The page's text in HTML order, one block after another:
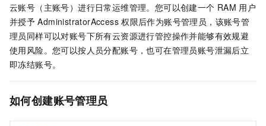
云账号（主账号）进行日常运维管理。您可以创建一个 RAM 用户
并授予 AdministratorAccess 权限后作为账号管理员，该账号管
理员同样可以对账号下所有云资源进行管控操作并能够有效规避
使用风险。您可以按人员分配账号，也可在管理员账号泄漏后立
即冻结账号。
如何创建账号管理员